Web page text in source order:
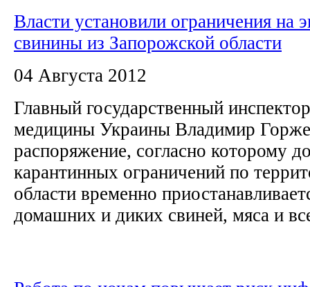
Власти установили ограничения на
свинины из Запорожской области
04 Августа 2012
Главный государственный
медицины Украины Владимир
распоряжение, согласно которому
карантинных ограничений по
области временно
домашних и диких свиней, мяса и